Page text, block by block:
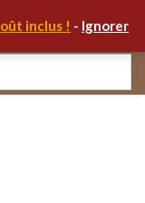
inclus ! - Ignorer